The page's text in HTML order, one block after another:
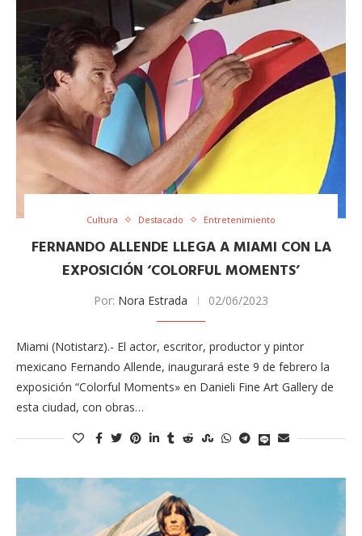
Cultura Destacado Entretenimiento
FERNANDO ALLENDE LLEGA A MIAMI CON LA
EXPOSICIÓN ‘COLORFUL MOMENTS’
Por: Nora Estrada 02/06/2023
Miami (Notistarz).- El actor, escritor, productor y pintor
mexicano Fernando Allende, inaugurará este 9 de febrero la
exposición “Colorful Moments» en Danieli Fine Art Gallery de
esta ciudad, con obras…